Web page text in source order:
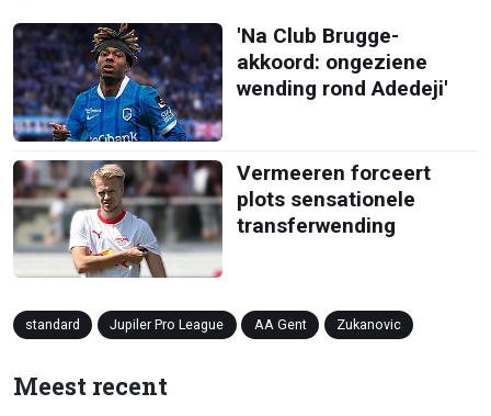
'Na Club Brugge-
akkoord: ongeziene
wending rond Adedeji'
Vermeeren forceert
plots sensationele
transferwending
standard Jupiler Pro League AA Gent Zukanovic
Meest recent